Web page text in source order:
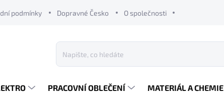
podmínky Dopravné Česko O společnosti
PRACOVNÍ OBLEČENÍ MATERIÁL A CHEMIE